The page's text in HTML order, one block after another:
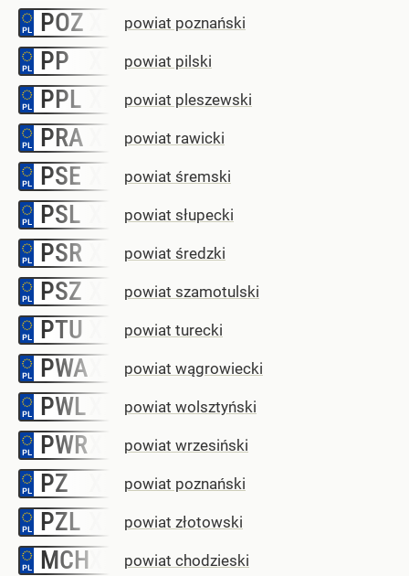
POZ powiat poznański
PP powiat pilski
PPL powiat pleszewski
PRA powiat rawicki
PSE powiat śremski
PSL powiat słupecki
PSR powiat średzki
PSZ powiat szamotulski
PTU powiat turecki
PWA powiat wągrowiecki
PWL powiat wolsztyński
PWR powiat wrzesiński
PZ powiat poznański
PZL powiat złotowski
MCH powiat chodzieski